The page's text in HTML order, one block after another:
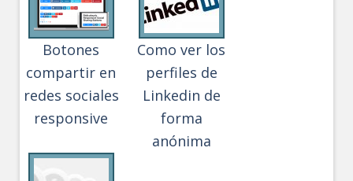
Botones
compartir en
redes sociales
responsive
Como ver los
perfiles de
Linkedin de
forma
anónima